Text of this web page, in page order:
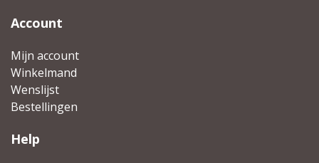
Account
Mijn account
Winkelmand
Wenslijst
Bestellingen
Help